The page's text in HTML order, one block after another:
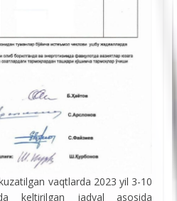
vaqtlarda 2023 yil 3-10
keltirilgan jadval asosida